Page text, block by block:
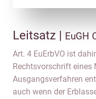
Leitsatz | EuGH
Art. 4 EuErbVO ist
Rechtsvorschrift
Ausgangsverfahren
auch wenn der